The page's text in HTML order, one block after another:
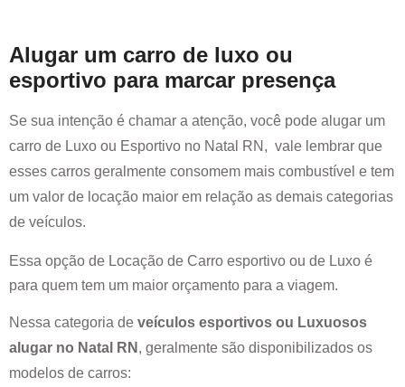
Alugar um carro de luxo ou
esportivo para marcar presença
Se sua intenção é chamar a atenção, você pode alugar um
carro de Luxo ou Esportivo no Natal RN , vale lembrar que
esses carros geralmente consomem mais combustível e tem
um valor de locação maior em relação as demais categorias
de veículos.
Essa opção de Locação de Carro esportivo ou de Luxo é
para quem tem um maior orçamento para a viagem.
Nessa categoria de veículos esportivos ou Luxuosos
alugar no Natal RN , geralmente são disponibilizados os
modelos de carros: